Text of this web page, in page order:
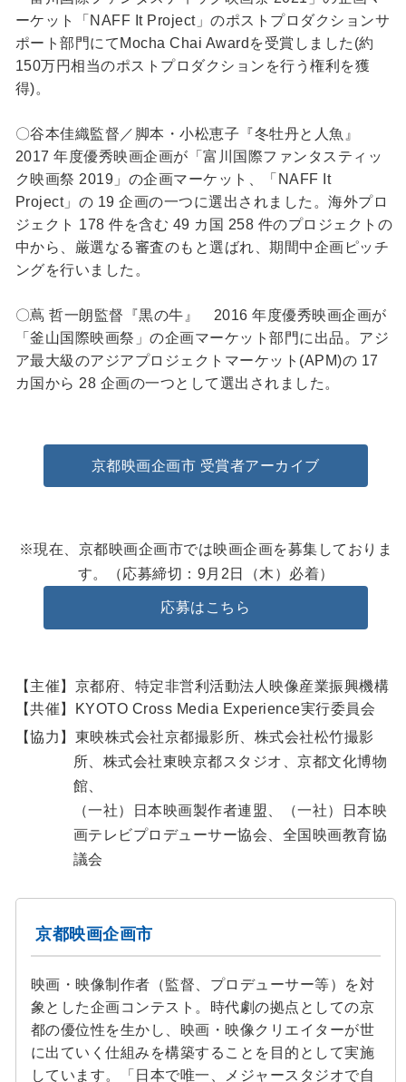
ーケット「NAFF It Project」のポストプロダクションサ
ポート部門にてMocha Chai Awardを受賞しました(約
150万円相当のポストプロダクションを行う権利を獲
得)。
〇谷本佳織監督／脚本・小松恵子『冬牡丹と人魚』
2017 年度優秀映画企画が「富川国際ファンタスティッ
ク映画祭 2019」の企画マーケット、「NAFF It
Project」の 19 企画の一つに選出されました。海外プロ
ジェクト 178 件を含む 49 カ国 258 件のプロジェクトの
中から、厳選なる審査のもと選ばれ、期間中企画ピッチ
ングを行いました。
〇蔦 哲一朗監督『黒の牛』 2016 年度優秀映画企画が
「釜山国際映画祭」の企画マーケット部門に出品。アジ
ア最大級のアジアプロジェクトマーケット(APM)の 17
カ国から 28 企画の一つとして選出されました。
京都映画企画市 受賞者アーカイブ
※現在、京都映画企画市では映画企画を募集しておりま
す。（応募締切：9月2日（木）必着）
応募はこちら
【主催】京都府、特定非営利活動法人映像産業振興機構
【共催】KYOTO Cross Media Experience実行委員会
【協力】東映株式会社京都撮影所、株式会社松竹撮影
所、株式会社東映京都スタジオ、京都文化博物
館、
（一社）日本映画製作者連盟、（一社）日本映
画テレビプロデューサー協会、全国映画教育協
議会
京都映画企画市
映画・映像制作者（監督、プロデューサー等）を対
象とした企画コンテスト。時代劇の拠点としての京
都の優位性を生かし、映画・映像クリエイターが世
に出ていく仕組みを構築することを目的として実施
しています。「日本で唯一、メジャースタジオで自